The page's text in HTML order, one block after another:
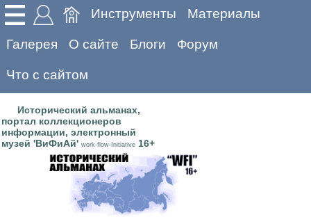
Инструменты Материалы
Галерея О сайте Блоги Форум
Что с сайтом
Исторический альманах,
портал коллекционеров
информации, электронный
музей 'ВиФиАй' work-flow-Initiative 16+